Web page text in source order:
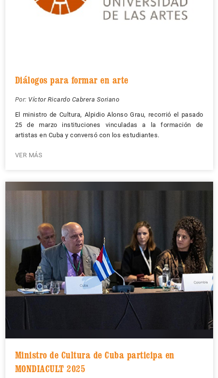
Diálogos para formar en arte
Por: Víctor Ricardo Cabrera Soriano
El ministro de Cultura, Alpidio Alonso Grau, recorrió el pasado
25 de marzo instituciones vinculadas a la formación de
artistas en Cuba y conversó con los estudiantes.
VER MÁS
Ministro de Cultura de Cuba participa en
MONDIACULT 2025